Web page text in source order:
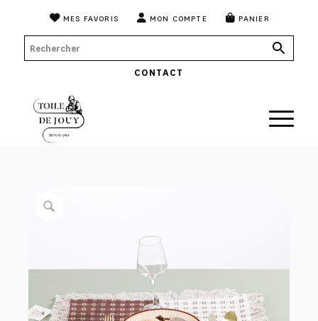
MES FAVORIS MON COMPTE PANIER
CONTACT